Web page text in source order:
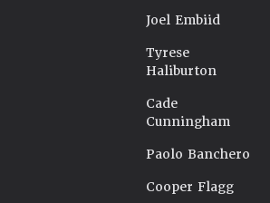
Joel Embiid
Tyrese
Haliburton
Cade
Cunningham
Paolo Banchero
Cooper Flagg